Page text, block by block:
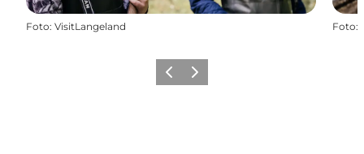
Foto: VisitLangeland Foto:
ZurückWeiter